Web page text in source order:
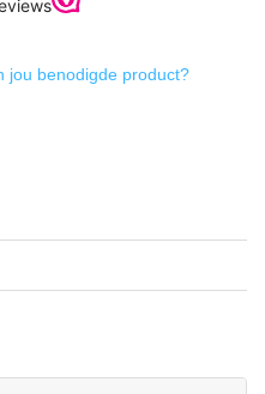
jou benodigde product?